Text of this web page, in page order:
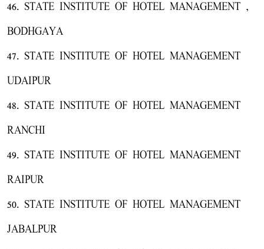
46. STATE INSTITUTE OF HOTEL MANAGEMENT ,
BODHGAYA
47. STATE INSTITUTE OF HOTEL MANAGEMENT
UDAIPUR
48. STATE INSTITUTE OF HOTEL MANAGEMENT
RANCHI
49. STATE INSTITUTE OF HOTEL MANAGEMENT
RAIPUR
50. STATE INSTITUTE OF HOTEL MANAGEMENT
JABALPUR